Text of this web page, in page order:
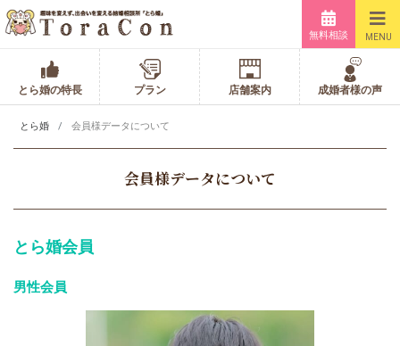
無料相談 MENU
とら婚の特長 プラン 店舗案内 成婚者様の声
とら婚 会員様データについて
会員様データについて
とら婚会員
男性会員